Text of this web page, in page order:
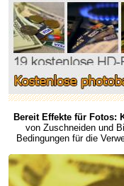
Bereit Effekte für Fotos:
von Zuschneiden und
Bedingungen für die